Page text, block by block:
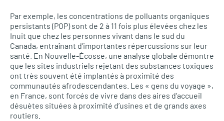
Par exemple, les concentrations de polluants organiques
persistants (POP) sont de 2 à 11 fois plus élevées chez les
Inuit que chez les personnes vivant dans le sud du
Canada, entraînant d’importantes répercussions sur leur
santé. En Nouvelle-Écosse, une analyse globale démontre
que les sites industriels rejetant des substances toxiques
ont très souvent été implantés à proximité des
communautés afrodescendantes. Les « gens du voyage »,
en France, sont forcés de vivre dans des aires d’accueil
désuètes situées à proximité d’usines et de grands axes
routiers.